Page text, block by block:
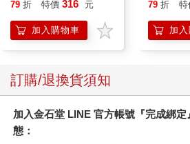
79 折 特價 316 元
加入購物車
79 折 特
加
訂購/退換貨須知
加入金石堂 LINE 官方帳號『完成綁
態：